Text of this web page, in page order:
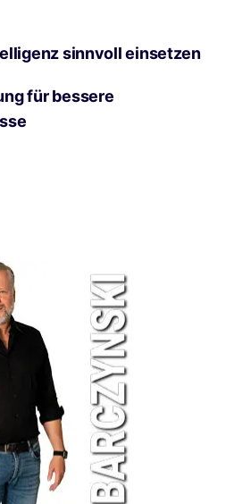
sinnvoll einsetzen
für bessere